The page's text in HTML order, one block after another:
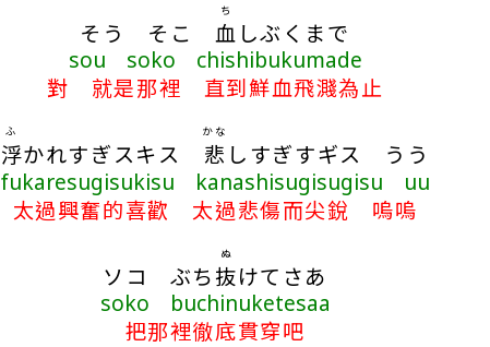
そう そこ 血
ち
しぶくまで
sou soko chishibukumade
對 就是那裡 直到鮮血飛濺為止
浮
ふ
かれすぎスキス 悲
かな
しすぎすギス うう
fukaresugisukisu kanashisugisugisu uu
太過興奮的喜歡 太過悲傷而尖銳 嗚嗚
ソコ ぶち抜
ぬ
けてさあ
soko buchinuketesaa
把那裡徹底貫穿吧